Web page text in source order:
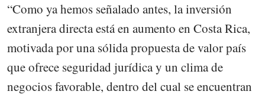
“Como ya hemos señalado antes, la inversión
extranjera directa está en aumento en Costa Rica,
motivada por una sólida propuesta de valor país
que ofrece seguridad jurídica y un clima de
negocios favorable, dentro del cual se encuentran